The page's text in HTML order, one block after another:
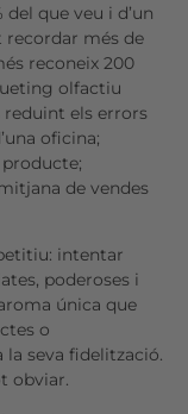
del que veu i d’un
recordar més de
reconeix 200
olfactiu
els errors
oficina;
de vendes
intentar
poderoses i
única que
o
la seva fidelització.
obviar.